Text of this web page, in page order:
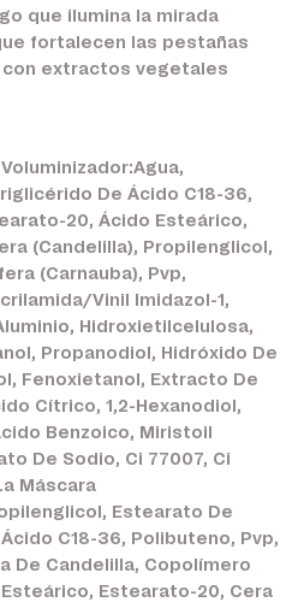
que ilumina la mirada
fortalecen las pestañas
con extractos vegetales
De Ácido C18-36,
20, Ácido Esteárico,
(Candelilla), Propilenglicol,
(Carnauba), Pvp,
Vinil Imidazol-1,
Hidroxietilcelulosa,
Propanodiol, Hidróxido De
Fenoxietanol, Extracto De
Cítrico, 1,2-Hexanodiol,
Benzoico, Miristoil
De Sodio, Ci 77007, Ci
Máscara
Estearato De
C18-36, Polibuteno, Pvp,
De Candelilla, Copolímero
Estearato-20, Cera